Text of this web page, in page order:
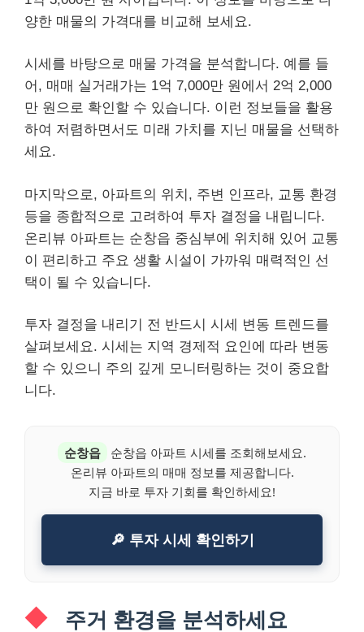
양한 매물의 가격대를 비교해 보세요.
시세를 바탕으로 매물 가격을 분석합니다. 예를 들
어, 매매 실거래가는 1억 7,000만 원에서 2억 2,000
만 원으로 확인할 수 있습니다. 이런 정보들을 활용
하여 저렴하면서도 미래 가치를 지닌 매물을 선택하
세요.
마지막으로, 아파트의 위치, 주변 인프라, 교통 환경
등을 종합적으로 고려하여 투자 결정을 내립니다.
온리뷰 아파트는 순창읍 중심부에 위치해 있어 교통
이 편리하고 주요 생활 시설이 가까워 매력적인 선
택이 될 수 있습니다.
투자 결정을 내리기 전 반드시 시세 변동 트렌드를
살펴보세요. 시세는 지역 경제적 요인에 따라 변동
할 수 있으니 주의 깊게 모니터링하는 것이 중요합
니다.
순창읍
순창읍 아파트 시세를 조회해보세요.
온리뷰 아파트의 매매 정보를 제공합니다.
지금 바로 투자 기회를 확인하세요!
🔎 투자 시세 확인하기
주거 환경을 분석하세요